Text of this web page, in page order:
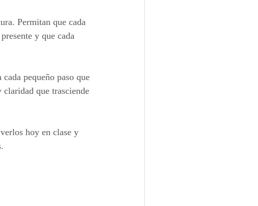
Permitan que cada
y que cada
pequeño paso que
claridad que trasciende
hoy en clase y